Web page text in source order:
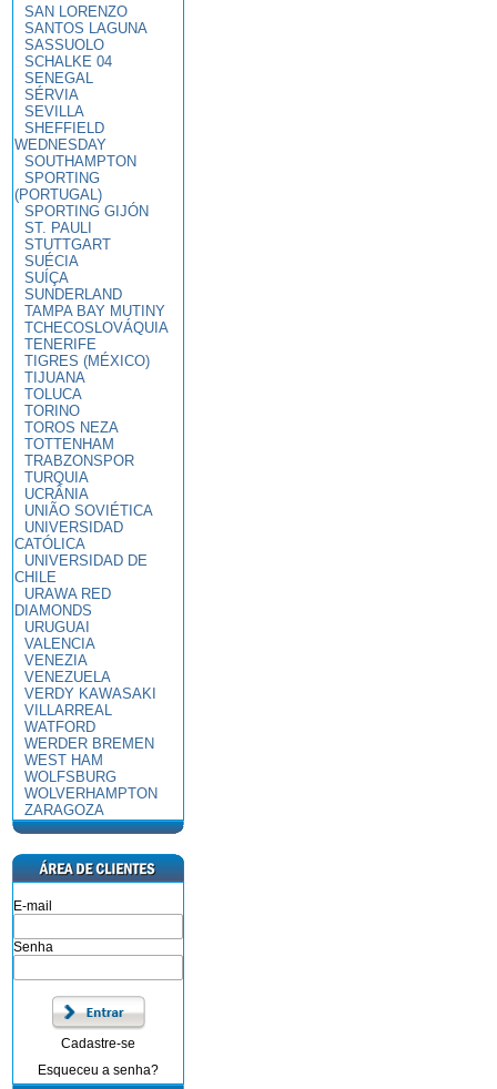
SAN LORENZO
SANTOS LAGUNA
SASSUOLO
SCHALKE 04
SENEGAL
SÉRVIA
SEVILLA
SHEFFIELD
WEDNESDAY
SOUTHAMPTON
SPORTING
(PORTUGAL)
SPORTING GIJÓN
ST. PAULI
STUTTGART
SUÉCIA
SUÍÇA
SUNDERLAND
TAMPA BAY MUTINY
TCHECOSLOVÁQUIA
TENERIFE
TIGRES (MÉXICO)
TIJUANA
TOLUCA
TORINO
TOROS NEZA
TOTTENHAM
TRABZONSPOR
TURQUIA
UCRÂNIA
UNIÃO SOVIÉTICA
UNIVERSIDAD
CATÓLICA
UNIVERSIDAD DE
CHILE
URAWA RED
DIAMONDS
URUGUAI
VALENCIA
VENEZIA
VENEZUELA
VERDY KAWASAKI
VILLARREAL
WATFORD
WERDER BREMEN
WEST HAM
WOLFSBURG
WOLVERHAMPTON
ZARAGOZA
E-mail
Senha
Cadastre-se
Esqueceu a senha?